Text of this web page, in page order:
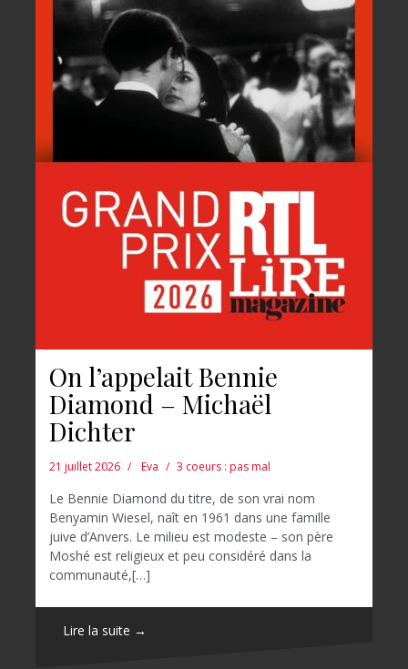
On l’appelait Bennie
Diamond – Michaël
Dichter
21 juillet 2026 Eva 3 coeurs : pas mal
Le Bennie Diamond du titre, de son vrai nom
Benyamin Wiesel, naît en 1961 dans une famille
juive d’Anvers. Le milieu est modeste – son père
Moshé est religieux et peu considéré dans la
communauté,[…]
Lire la suite →